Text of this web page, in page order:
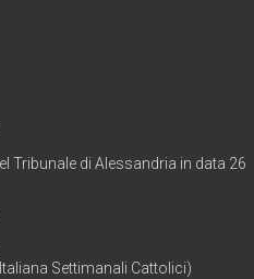
Tribunale di Alessandria in data 26
Settimanali Cattolici)